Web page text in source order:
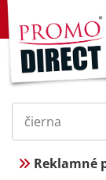
Reklamné